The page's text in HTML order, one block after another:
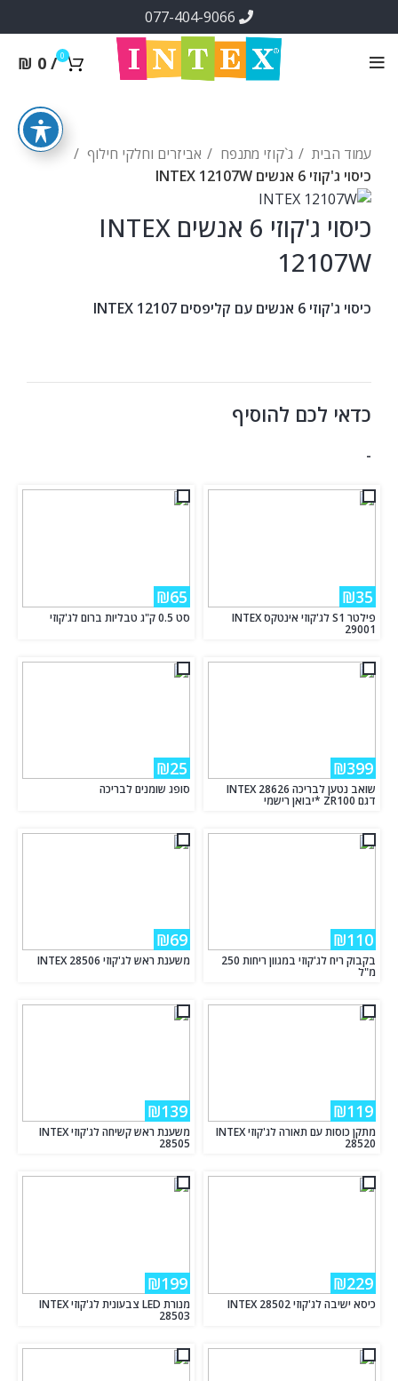
0
/
₪ 0
עמוד הבית ג`קוזי מתנפח
אביזרים וחלקי חילוף
כיסוי ג'קוזי 6 אנשים INTEX 12107W
כיסוי ג'קוזי 6 אנשים INTEX
12107W
כיסוי ג'קוזי 6 אנשים עם קליפסים INTEX 12107
כדאי לכם להוסיף
-
₪35
פילטר S1 לג'קוזי אינטקס INTEX
29001
₪65
סט 0.5 ק"ג טבליות ברום לג'קוזי
₪399
שואב נטען לבריכה INTEX 28626
דגם ZR100 *יבואן רישמי
₪25
סופג שומנים לבריכה
₪110
בקבוק ריח לג'קוזי במגוון ריחות 250
מ"ל
₪69
משענת ראש לג'קוזי INTEX 28506
₪119
מתקן כוסות עם תאורה לג'קוזי INTEX
28520
₪139
משענת ראש קשיחה לג'קוזי INTEX
28505
₪229
כיסא ישיבה לג'קוזי INTEX 28502
₪199
מנורת LED צבעונית לג'קוזי INTEX
28503